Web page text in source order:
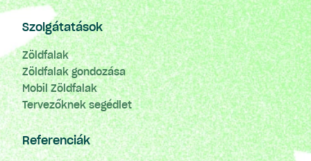
Szolgátatások
Zöldfalak
Zöldfalak gondozása
Mobil Zöldfalak
Tervezőknek segédlet
Referenciák